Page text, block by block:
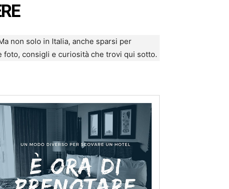
non solo in Italia, anche sparsi per
foto, consigli e curiosità che trovi qui sotto.